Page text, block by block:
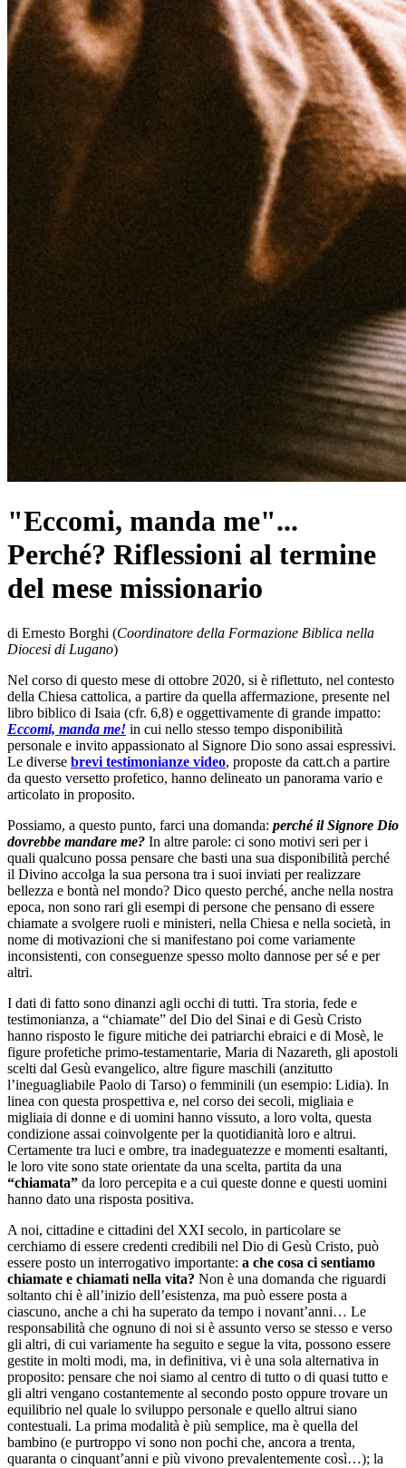
"Eccomi, manda me"...
Perché? Riflessioni al termine
del mese missionario
di Ernesto Borghi (Coordinatore della Formazione Biblica nella
Diocesi di Lugano)
Nel corso di questo mese di ottobre 2020, si è riflettuto, nel contesto
della Chiesa cattolica, a partire da quella affermazione, presente nel
libro biblico di Isaia (cfr. 6,8) e oggettivamente di grande impatto:
Eccomi, manda me! in cui nello stesso tempo disponibilità
personale e invito appassionato al Signore Dio sono assai espressivi.
Le diverse brevi testimonianze video, proposte da catt.ch a partire
da questo versetto profetico, hanno delineato un panorama vario e
articolato in proposito.
Possiamo, a questo punto, farci una domanda: perché il Signore Dio
dovrebbe mandare me? In altre parole: ci sono motivi seri per i
quali qualcuno possa pensare che basti una sua disponibilità perché
il Divino accolga la sua persona tra i suoi inviati per realizzare
bellezza e bontà nel mondo? Dico questo perché, anche nella nostra
epoca, non sono rari gli esempi di persone che pensano di essere
chiamate a svolgere ruoli e ministeri, nella Chiesa e nella società, in
nome di motivazioni che si manifestano poi come variamente
inconsistenti, con conseguenze spesso molto dannose per sé e per
altri.
I dati di fatto sono dinanzi agli occhi di tutti. Tra storia, fede e
testimonianza, a “chiamate” del Dio del Sinai e di Gesù Cristo
hanno risposto le figure mitiche dei patriarchi ebraici e di Mosè, le
figure profetiche primo-testamentarie, Maria di Nazareth, gli apostoli
scelti dal Gesù evangelico, altre figure maschili (anzitutto
l’ineguagliabile Paolo di Tarso) o femminili (un esempio: Lidia). In
linea con questa prospettiva e, nel corso dei secoli, migliaia e
migliaia di donne e di uomini hanno vissuto, a loro volta, questa
condizione assai coinvolgente per la quotidianità loro e altrui.
Certamente tra luci e ombre, tra inadeguatezze e momenti esaltanti,
le loro vite sono state orientate da una scelta, partita da una
“chiamata” da loro percepita e a cui queste donne e questi uomini
hanno dato una risposta positiva.
A noi, cittadine e cittadini del XXI secolo, in particolare se
cerchiamo di essere credenti credibili nel Dio di Gesù Cristo, può
essere posto un interrogativo importante: a che cosa ci sentiamo
chiamate e chiamati nella vita? Non è una domanda che riguardi
soltanto chi è all’inizio dell’esistenza, ma può essere posta a
ciascuno, anche a chi ha superato da tempo i novant’anni… Le
responsabilità che ognuno di noi si è assunto verso se stesso e verso
gli altri, di cui variamente ha seguito e segue la vita, possono essere
gestite in molti modi, ma, in definitiva, vi è una sola alternativa in
proposito: pensare che noi siamo al centro di tutto o di quasi tutto e
gli altri vengano costantemente al secondo posto oppure trovare un
equilibrio nel quale lo sviluppo personale e quello altrui siano
contestuali. La prima modalità è più semplice, ma è quella del
bambino (e purtroppo vi sono non pochi che, ancora a trenta,
quaranta o cinquant’anni e più vivono prevalentemente così…); la